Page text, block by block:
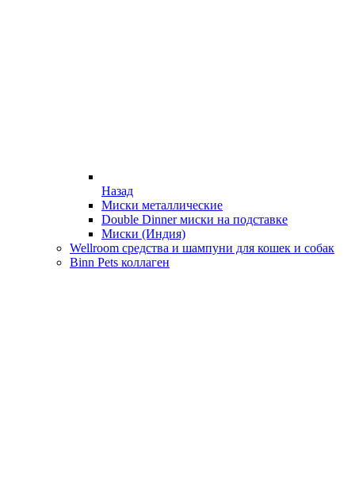
Назад
Миски металлические
Double Dinner миски на подставке
Миски (Индия)
Wellroom средства и шампуни для кошек и собак
Binn Pets коллаген